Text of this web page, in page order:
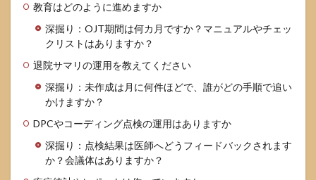
教育はどのように進めますか
深掘り：OJT期間は何カ月ですか？マニュアルやチェッ
クリストはありますか？
退院サマリの運用を教えてください
深掘り：未作成は月に何件ほどで、誰がどの手順で追い
かけますか？
DPCやコーディング点検の運用はありますか
深掘り：点検結果は医師へどうフィードバックされます
か？会議体はありますか？